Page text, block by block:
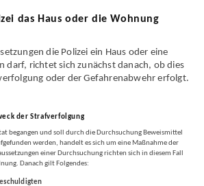
das Haus oder die Wohnung
die Polizei ein Haus oder eine
darf, richtet sich zunächst danach, ob dies
begangen und soll durch die Durchsuchung Beweismittel
werden, handelt es sich um eine Maßnahme der
einer Durchsuchung richten sich in diesem Fall